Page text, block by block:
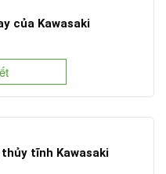
của Kawasaki
tĩnh Kawasaki